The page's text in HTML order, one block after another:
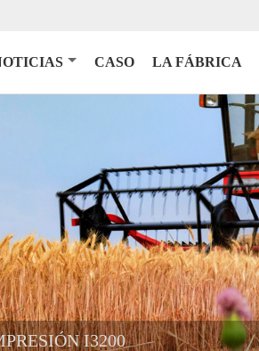
CASO LA FÁBRICA
I3200